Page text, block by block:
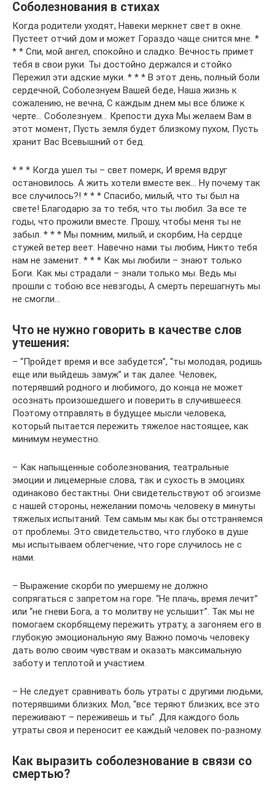
Соболезнования в стихах
Когда родители уходят, Навеки меркнет свет в окне.
Пустеет отчий дом и может Гораздо чаще снится мне. *
* * Спи, мой ангел, спокойно и сладко. Вечность примет
тебя в свои руки. Ты достойно держался и стойко
Пережил эти адские муки. * * * В этот день, полный боли
сердечной, Соболезнуем Вашей беде, Наша жизнь к
сожалению, не вечна, С каждым днем мы все ближе к
черте… Соболезнуем… Крепости духа Мы желаем Вам в
этот момент, Пусть земля будет близкому пухом, Пусть
хранит Вас Всевышний от бед.
* * * Когда ушел ты – свет померк, И время вдруг
остановилось. А жить хотели вместе век… Ну почему так
все случилось?! * * * Спасибо, милый, что ты был на
свете! Благодарю за то тебя, что ты любил. За все те
годы, что прожили вместе. Прошу, чтобы меня ты не
забыл. * * * Мы помним, милый, и скорбим, На сердце
стужей ветер веет. Навечно нами ты любим, Никто тебя
нам не заменит. * * * Как мы любили – знают только
Боги. Как мы страдали – знали только мы. Ведь мы
прошли с тобою все невзгоды, А смерть перешагнуть мы
не смогли…
Что не нужно говорить в качестве слов
утешения:
– “Пройдет время и все забудется”, “ты молодая, родишь
еще или выйдешь замуж” и так далее. Человек,
потерявший родного и любимого, до конца не может
осознать произошедшего и поверить в случившееся.
Поэтому отправлять в будущее мысли человека,
который пытается пережить тяжелое настоящее, как
минимум неуместно.
– Как напыщенные соболезнования, театральные
эмоции и лицемерные слова, так и сухость в эмоциях
одинаково бестактны. Они свидетельствуют об эгоизме
с нашей стороны, нежелании помочь человеку в минуты
тяжелых испытаний. Тем самым мы как бы отстраняемся
от проблемы. Это свидетельство, что глубоко в душе
мы испытываем облегчение, что горе случилось не с
нами.
– Выражение скорби по умершему не должно
сопрягаться с запретом на горе. “Не плачь, время лечит”
или “не гневи Бога, а то молитву не услышит”. Так мы не
помогаем скорбящему пережить утрату, а загоняем его в
глубокую эмоциональную яму. Важно помочь человеку
дать волю своим чувствам и оказать максимальную
заботу и теплотой и участием.
– Не следует сравнивать боль утраты с другими людьми,
потерявшими близких. Мол, “все теряют близких, все это
переживают – переживешь и ты”. Для каждого боль
утраты своя и переносит ее каждый человек по-разному.
Как выразить соболезнование в связи со
смертью?